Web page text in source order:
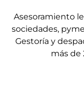
Asesoramiento
sociedades,
Gestoría y
más de